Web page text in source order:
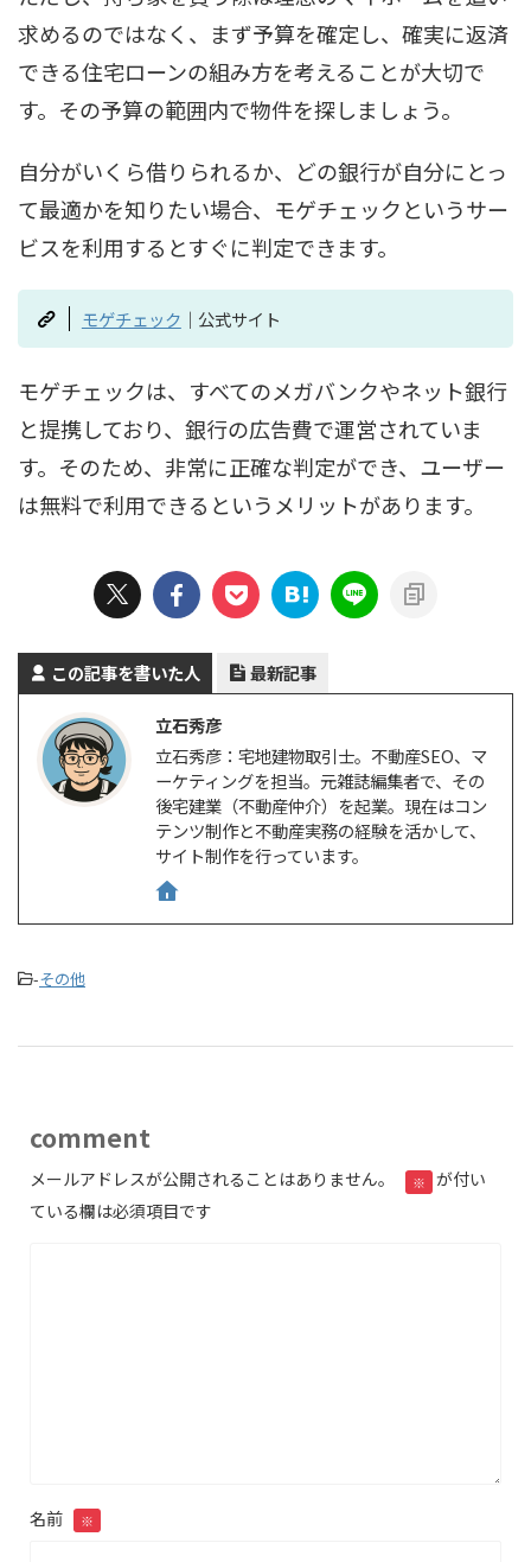
求めるのではなく、まず予算を確定し、確実に返済
できる住宅ローンの組み方を考えることが大切で
す。その予算の範囲内で物件を探しましょう。
自分がいくら借りられるか、どの銀行が自分にとっ
て最適かを知りたい場合、モゲチェックというサー
ビスを利用するとすぐに判定できます。
モゲチェック ｜公式サイト
モゲチェックは、すべてのメガバンクやネット銀行
と提携しており、銀行の広告費で運営されていま
す。そのため、非常に正確な判定ができ、ユーザー
は無料で利用できるというメリットがあります。
この記事を書いた人 最新記事
立石秀彦
立石秀彦：宅地建物取引士。不動産SEO、マ
ーケティングを担当。元雑誌編集者で、その
後宅建業（不動産仲介）を起業。現在はコン
テンツ制作と不動産実務の経験を活かして、
サイト制作を行っています。
-その他
comment
メールアドレスが公開されることはありません。 ※
が付い
ている欄は必須項目です
名前 ※